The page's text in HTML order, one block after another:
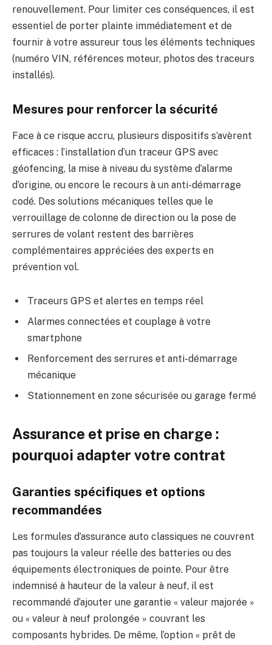
renouvellement. Pour limiter ces conséquences, il est
essentiel de porter plainte immédiatement et de
fournir à votre assureur tous les éléments techniques
(numéro VIN, références moteur, photos des traceurs
installés).
Mesures pour renforcer la sécurité
Face à ce risque accru, plusieurs dispositifs s’avèrent
efficaces : l’installation d’un traceur GPS avec
géofencing, la mise à niveau du système d’alarme
d’origine, ou encore le recours à un anti-démarrage
codé. Des solutions mécaniques telles que le
verrouillage de colonne de direction ou la pose de
serrures de volant restent des barrières
complémentaires appréciées des experts en
prévention vol.
Traceurs GPS et alertes en temps réel
Alarmes connectées et couplage à votre
smartphone
Renforcement des serrures et anti-démarrage
mécanique
Stationnement en zone sécurisée ou garage fermé
Assurance et prise en charge :
pourquoi adapter votre contrat
Garanties spécifiques et options
recommandées
Les formules d’assurance auto classiques ne couvrent
pas toujours la valeur réelle des batteries ou des
équipements électroniques de pointe. Pour être
indemnisé à hauteur de la valeur à neuf, il est
recommandé d’ajouter une garantie « valeur majorée »
ou « valeur à neuf prolongée » couvrant les
composants hybrides. De même, l’option « prêt de